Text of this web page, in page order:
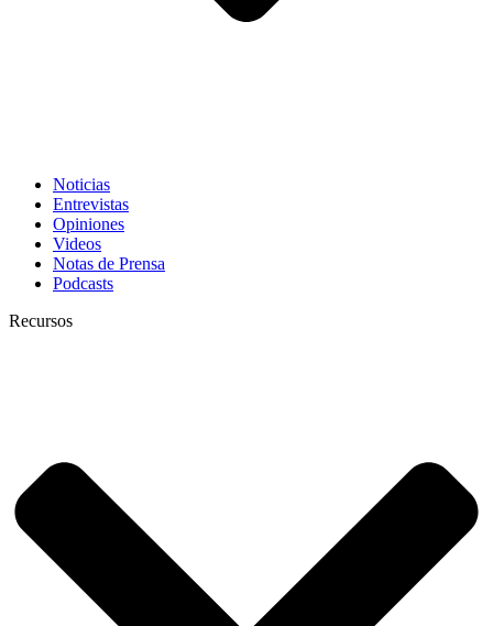
Noticias
Entrevistas
Opiniones
Videos
Notas de Prensa
Podcasts
Recursos